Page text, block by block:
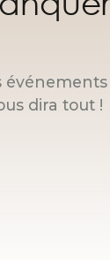
événements
dira tout !